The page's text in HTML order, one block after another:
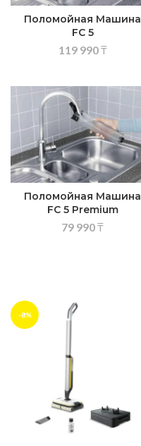
Поломойная Машина
FC 5
119 990₸
Поломойная Машина
FC 5 Premium
79 990₸
-8%